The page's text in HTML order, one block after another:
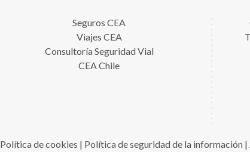
Seguros CEA
Viajes CEA
Consultoría Seguridad Vial
CEA Chile
Política de cookies | Política de seguridad de la información|